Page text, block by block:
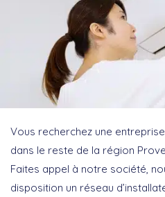
Vous recherchez une
dans le reste de la région
Faites appel à notre société,
disposition un réseau